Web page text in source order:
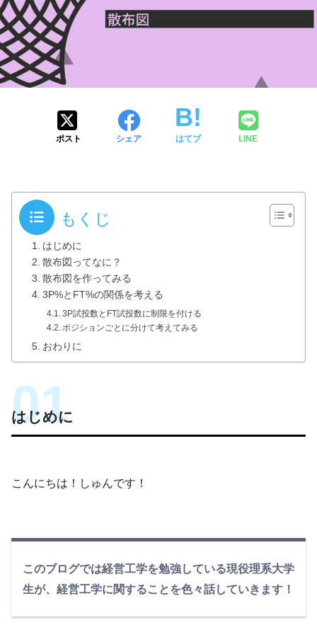
ポスト シェア はてブ LINE
もくじ
はじめに
散布図ってなに？
散布図を作ってみる
3P%とFT%の関係を考える
3P試投数とFT試投数に制限を付ける
ポジションごとに分けて考えてみる
おわりに
はじめに
こんにちは！しゅんです！
このブログでは経営工学を勉強している現役理系大学
生が、経営工学に関することを色々話していきます！